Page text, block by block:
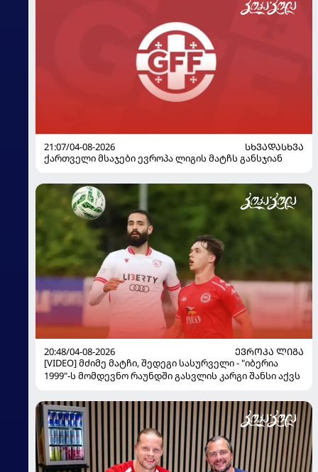
21:07/04-08-2026
ᲡᲮᲕᲐᲓᲐᲡᲮᲕᲐ
ქართველი მსაჯები ევროპა ლიგის მატჩს განსჯიან
20:48/04-08-2026
ᲔᲕᲠᲝᲞᲐ ᲚᲘᲒᲐ
[VIDEO] მძიმე მატჩი, შედეგი სასურველი - "იბერია
1999"-ს მომდევნო რაუნდში გასვლის კარგი შანსი აქვს